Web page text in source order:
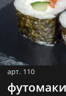
арт. 110